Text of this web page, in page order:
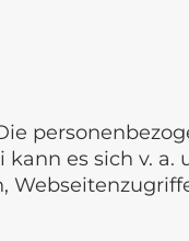
es sich v. a.